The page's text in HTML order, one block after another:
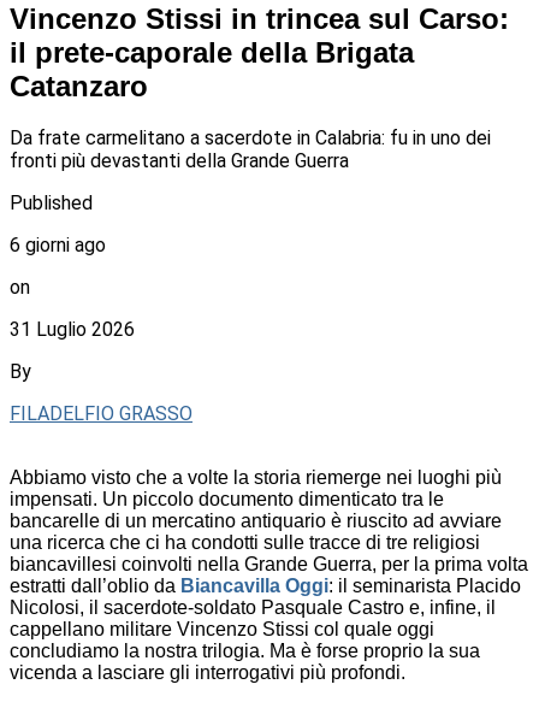
Vincenzo Stissi in trincea sul Carso:
il prete-caporale della Brigata
Catanzaro
Da frate carmelitano a sacerdote in Calabria: fu in uno dei
fronti più devastanti della Grande Guerra
Published
6 giorni ago
on
31 Luglio 2026
By
FILADELFIO GRASSO
Abbiamo visto che a volte la storia riemerge nei luoghi più
impensati. Un piccolo documento dimenticato tra le
bancarelle di un mercatino antiquario è riuscito ad avviare
una ricerca che ci ha condotti sulle tracce di tre religiosi
biancavillesi coinvolti nella Grande Guerra, per la prima volta
estratti dall’oblio da Biancavilla Oggi: il seminarista Placido
Nicolosi, il sacerdote-soldato Pasquale Castro e, infine, il
cappellano militare Vincenzo Stissi col quale oggi
concludiamo la nostra trilogia. Ma è forse proprio la sua
vicenda a lasciare gli interrogativi più profondi.